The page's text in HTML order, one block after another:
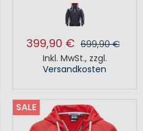
399,90 € 699,90 €
Inkl. MwSt., zzgl.
Versandkosten
SALE